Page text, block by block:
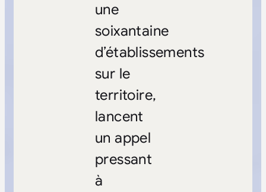
une
soixantaine
d’établissements
sur le
territoire,
lancent
un appel
pressant
à